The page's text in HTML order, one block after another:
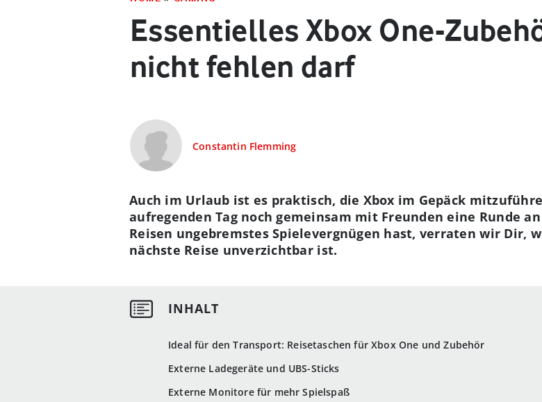
Essentielles Xbox One-
nicht fehlen darf
Constantin Flemming
Ideal für den Transport: Reisetaschen für Xbox One und Zubehör
Externe Ladegeräte und UBS-Sticks
Externe Monitore für mehr Spielspaß
Auch im Urlaub ist es praktisch, die Xbox im Gepäck
aufregenden Tag noch gemeinsam mit Freunden eine Runde
Reisen ungebremstes Spielevergnügen hast, verraten wir Dir,
nächste Reise unverzichtbar ist.